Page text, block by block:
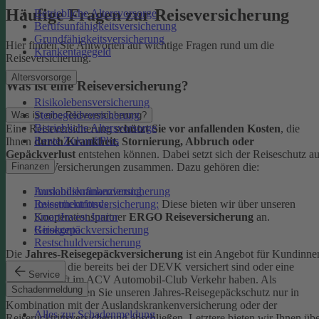
Betriebliche Altersvorsorge
Berufsunfähigkeitsversicherung
Grundfähigkeitsversicherung
Krankentagegeld
Altersvorsorge
Risikolebensversicherung
Sterbegeldversicherung
Betriebliche Altersvorsorge
Rente ZukunftPlus
Finanzen
Immobilienfinanzierung
Investmentfonds
SmartInvest Junior
Girokonto
Restschuldversicherung
Service
Schadenmeldung
Alles zur Schadenmeldung
Häufige Fragen zur Reiseversicherung
Hier finden Sie Antworten auf wichtige Fragen rund um die
Reiseversicherung.
Was ist eine Reiseversicherung?
Was ist eine Reiseversicherung?
Eine Reiseversicherungschützt Sie vor anfallenden Kosten, die
Ihnen durch Krankheit, Stornierung, Abbruch oder
Gepäckverlust entstehen können. Dabei setzt sich der Reiseschutz
mehreren Versicherungen zusammen. Dazu gehören die:
Auslandskrankenversicherung
Reiserücktrittsversicherung: Diese bieten wir über unseren
Kooperationspartner ERGO Reiseversicherung an.
Reisegepäckversicherung
Die Jahres-Reisegepäckversicherung ist ein Angebot für
und Kunden, die bereits bei der DEVK versichert sind oder eine
Mitgliedschaft im ACV Automobil-Club Verkehr haben. Als
Neukund:in können Sie unseren Jahres-Reisegepäckschutz nur in
Kombination mit der Auslandskrankenversicherung oder der